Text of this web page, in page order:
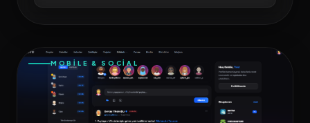
MOBILE & SOCIAL